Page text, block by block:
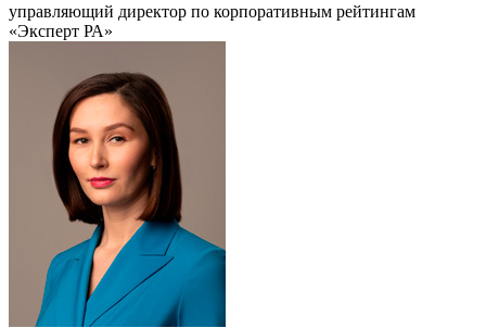
управляющий директор по корпоративным рейтингам
«Эксперт РА»